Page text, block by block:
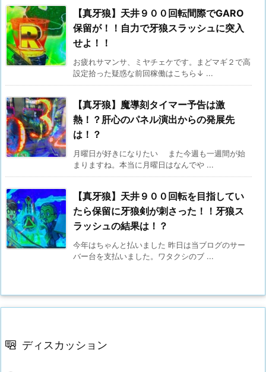
【真牙狼】天井９００回転間際でGARO
保留が！！自力で牙狼スラッシュに突入
せよ！！
お疲れサマンサ、ミヤチェケです。まどマギ２で高
設定拾った疑惑な前回稼働はこちら↓ ...
【真牙狼】魔導刻タイマー予告は激
熱！？肝心のパネル演出からの発展先
は！？
月曜日が好きになりたい また今週も一週間が始
まりますね。本当に月曜日はなんでや ...
【真牙狼】天井９００回転を目指してい
たら保留に牙狼剣が刺さった！！牙狼ス
ラッシュの結果は！？
今年はちゃんと払いました 昨日は当ブログのサー
バー台を支払いました。ワタクシのブ ...
ディスカッション